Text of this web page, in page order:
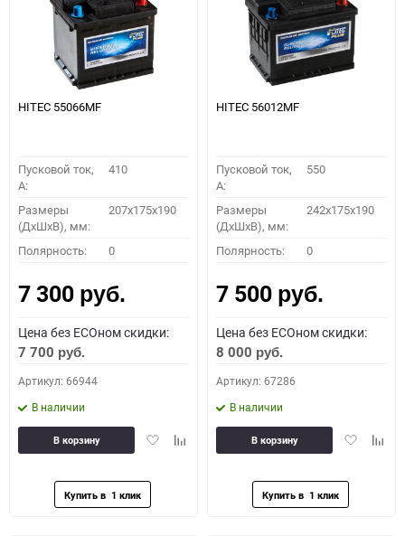
HITEC 55066MF
Пусковой ток,
A:
410
Размеры
(ДхШхВ), мм:
207x175x190
Полярность: 0
7 300 руб.
Цена без ECOном скидки:
7 700 руб.
Артикул: 66944
В наличии
ДобавитьДобавить
В корзину
HITEC 56012MF
Пусковой ток,
A:
550
Размеры
(ДхШхВ), мм:
242x175x190
Полярность: 0
7 500 руб.
Цена без ECOном скидки:
8 000 руб.
Артикул: 67286
В наличии
Добавить
В корзину